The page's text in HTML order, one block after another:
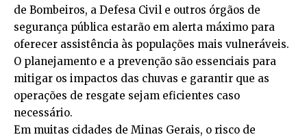
de Bombeiros, a Defesa Civil e outros órgãos de
segurança pública estarão em alerta máximo para
oferecer assistência às populações mais vulneráveis.
O planejamento e a prevenção são essenciais para
mitigar os impactos das chuvas e garantir que as
operações de resgate sejam eficientes caso
necessário.
Em muitas cidades de Minas Gerais, o risco de